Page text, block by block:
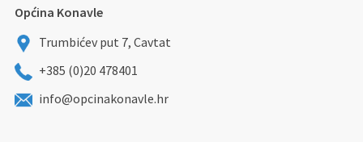
Općina Konavle
Trumbićev put 7, Cavtat
+385 (0)20 478401
info@opcinakonavle.hr